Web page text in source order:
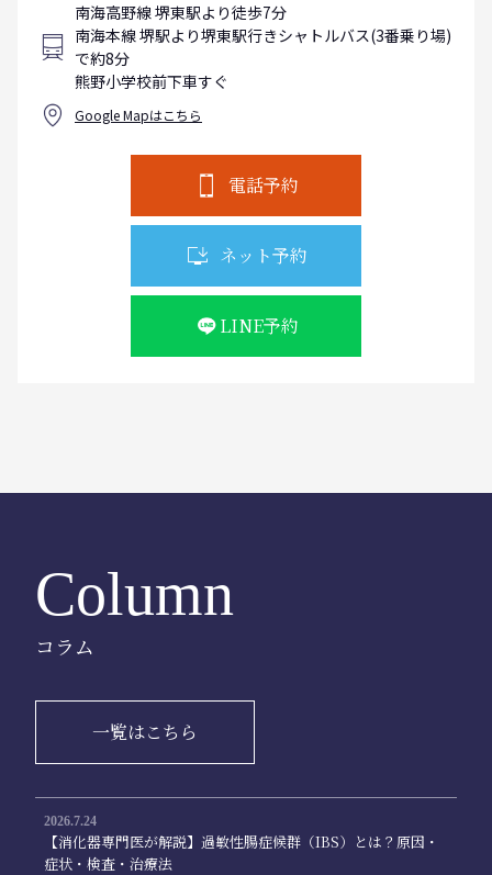
南海高野線 堺東駅より徒歩7分
南海本線 堺駅より堺東駅行きシャトルバス(3番乗り場)
で約8分
熊野小学校前下車すぐ
Google Mapはこちら
電話予約
ネット予約
LINE予約
Column
コラム
一覧はこちら
2026.7.24
【消化器専門医が解説】過敏性腸症候群（IBS）とは？原因・
症状・検査・治療法